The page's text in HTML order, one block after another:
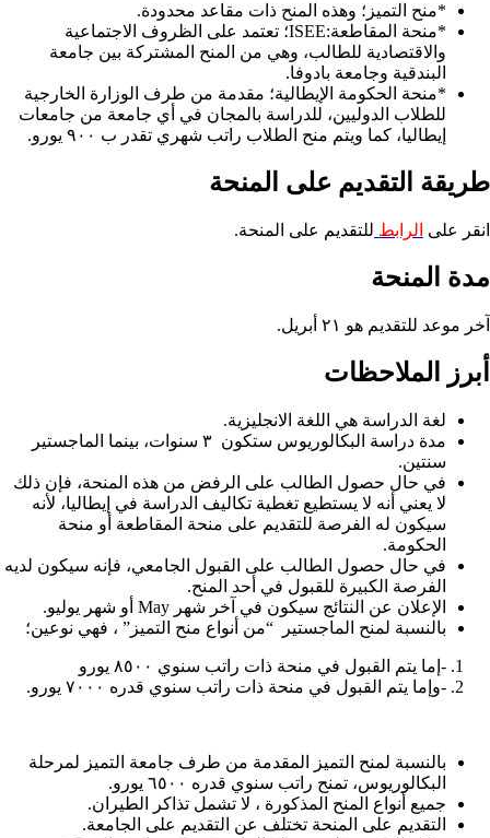
*منح التميز؛ وهذه المنح ذات مقاعد محدودة.
*منحة المقاطعة:ISEE؛ تعتمد على الظروف الاجتماعية
والاقتصادية للطالب، وهي من المنح المشتركة بين جامعة
البندقية وجامعة بادوفا.
*منحة الحكومة الإيطالية؛ مقدمة من طرف الوزارة الخارجية
للطلاب الدوليين، للدراسة بالمجان في أي جامعة من جامعات
إيطاليا، كما ويتم منح الطلاب راتب شهري تقدر ب ٩٠٠ يورو.
طريقة التقديم على المنحة
انقر على الرابط للتقديم على المنحة.
مدة المنحة
آخر موعد للتقديم هو ٢١ أبريل.
أبرز الملاحظات
لغة الدراسة هي اللغة الانجليزية.
مدة دراسة البكالوريوس ستكون ٣ سنوات، بينما الماجستير
سنتين.
في حال حصول الطالب على الرفض من هذه المنحة، فإن ذلك
لا يعني أنه لا يستطيع تغطية تكاليف الدراسة في إيطاليا، لأنه
سيكون له الفرصة للتقديم على منحة المقاطعة أو منحة
الحكومة.
في حال حصول الطالب على القبول الجامعي، فإنه سيكون لديه
الفرصة الكبيرة للقبول في أحد المنح.
الإعلان عن النتائج سيكون في آخر شهر May أو شهر يوليو.
بالنسبة لمنح الماجستير “من أنواع منح التميز” ، فهي نوعين؛
-إما يتم القبول في منحة ذات راتب سنوي ٨٥٠٠ يورو
-وإما يتم القبول في منحة ذات راتب سنوي قدره ٧٠٠٠ يورو.
بالنسبة لمنح التميز المقدمة من طرف جامعة التميز لمرحلة
البكالوريوس، تمنح راتب سنوي قدره ٦٥٠٠ يورو.
جميع أنواع المنح المذكورة ، لا تشمل تذاكر الطيران.
التقديم على المنحة تختلف عن التقديم على الجامعة.